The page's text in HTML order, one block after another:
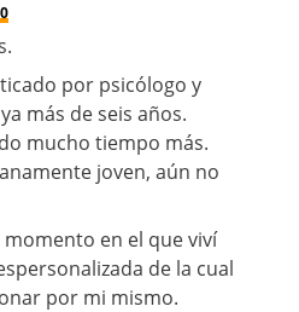
por psicólogo y
más de seis años.
mucho tiempo más.
joven, aún no
momento en el que viví
de la cual
por mi mismo.